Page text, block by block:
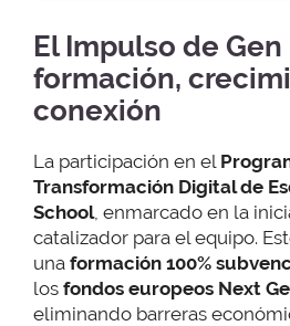
El Impulso de Gen
formación,
conexión
La participación en el
Transformación Digital de
School, enmarcado en la
catalizador para el equipo.
una formación 100%
los fondos europeos Next
eliminando barreras